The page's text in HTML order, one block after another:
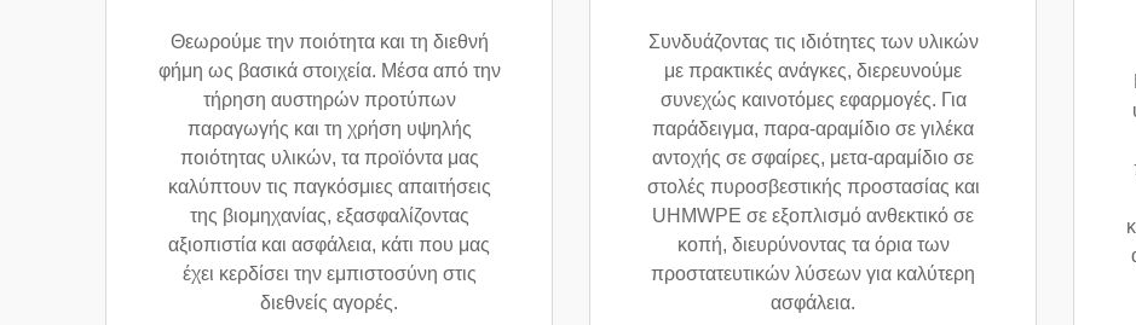
Θεωρούμε την ποιότητα και τη διεθνή
φήμη ως βασικά στοιχεία. Μέσα από την
τήρηση αυστηρών προτύπων
παραγωγής και τη χρήση υψηλής
ποιότητας υλικών, τα προϊόντα μας
καλύπτουν τις παγκόσμιες απαιτήσεις
της βιομηχανίας, εξασφαλίζοντας
αξιοπιστία και ασφάλεια, κάτι που μας
έχει κερδίσει την εμπιστοσύνη στις
διεθνείς αγορές.
Συνδυάζοντας τις ιδιότητες των υλικών
με πρακτικές ανάγκες, διερευνούμε
συνεχώς καινοτόμες εφαρμογές. Για
παράδειγμα, παρα-αραμίδιο σε γιλέκα
αντοχής σε σφαίρες, μετα-αραμίδιο σε
στολές πυροσβεστικής προστασίας και
UHMWPE σε εξοπλισμό ανθεκτικό σε
κοπή, διευρύνοντας τα όρια των
προστατευτικών λύσεων για καλύτερη
ασφάλεια.